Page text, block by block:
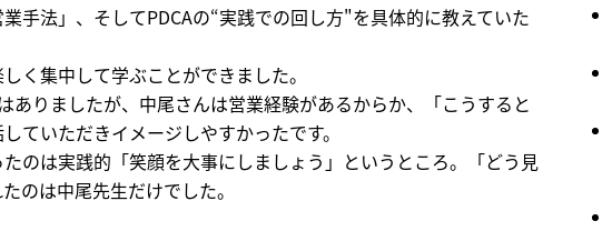
手法」、そしてPDCAの“実践での回し方"を具体的に教えていた
く集中して学ぶことができました。
ありましたが、中尾さんは営業経験があるからか、「こうすると
ていただきイメージしやすかったです。
のは実践的「笑顔を大事にしましょう」というところ。「どう見
のは中尾先生だけでした。